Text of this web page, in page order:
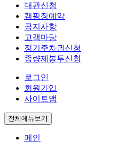
대관신청
캠핑장예약
공지사항
고객마당
정기주차권신청
종량제봉투신청
로그인
회원가입
사이트맵
전체메뉴보기
메인